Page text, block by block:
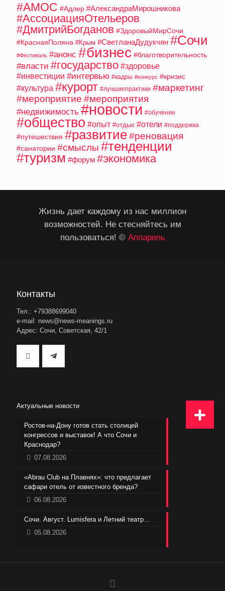
#АМОС #Адлер #АлександраМирошникова
#АссоциацияОтельеров
#ДмитрийБогданов #ЗдоровыйМирСочи
#КраснаяПоляна #Крым #СветланаДудукчян #Сочи
#Фестиваль #анонс #бизнес #благотворительность
#власти #государство #здоровье
#инвестиции #интервью #кадры #конкурс #кризис
#культура #курорт #лучшиепрактики #маркетинг
#мероприятие #мероприятия
#недвижимость #новости #обучение
#общество #опыт #отдых #отели #поддержка
#путешествия #развитие#реновация
#санатории #смыслы #тенденции
#туризм #форум #экономика
Жизнь дает каждому из нас миллион
возможностей. Не стесняйтесь им
пользоваться! © Аппарель
Контакты
Тел.: +79388699040
e-mail: news@news-meanings.ru
Адрес: Сочи, Советская, 42/1
Актуальные новости
Ростов-на-Дону готов стать столицей
конгрессов и выставок! А что Сочи и
Краснодар?
07.08.2026
«Abrau Club на Плавнях»: что предлагает
сафари отель от известного бренда?
06.08.2026
Сочи. Август. Lumisfera и Летний театр…
05.08.2026